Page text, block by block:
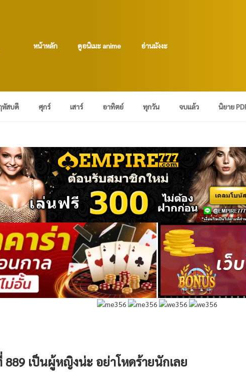
หน้าหลัก ดูอนิเมะ anime อ่านมังงะ
สบดี ศุกร์ เสาร์ อาทิตย์ ทุกวัน จบแล้ว นิยาย
เป็นผู้หญิงน่ะ อย่าโหดร้ายนักเลย